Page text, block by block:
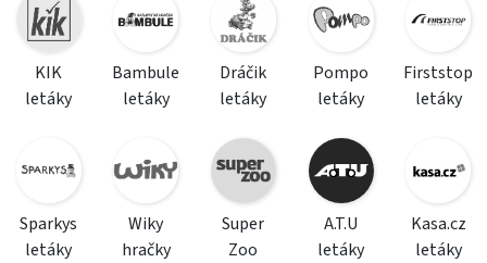
KIK
letáky
Bambule
letáky
Dráčik
letáky
Pompo
letáky
Firststop
letáky
Sparkys
letáky
Wiky
hračky
Super
Zoo
A.T.U
letáky
Kasa.cz
letáky